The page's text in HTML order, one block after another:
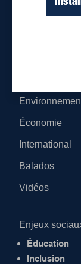
Parutions
Économie
International
Balados
Vidéos
Enjeux
Éducation
Inclusion